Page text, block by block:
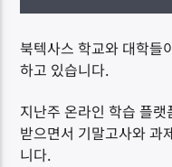
DK NET
북텍사스 학교와 대학들
하고 있습니다.
지난주 온라인 학습 플랫
받으면서 기말고사와 과
니다.